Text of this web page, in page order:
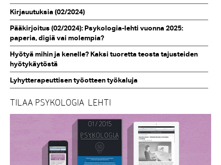
Kirjauutuksia (02/2024)
Pääkirjoitus (02/2024): Psykologia-lehti vuonna 2025:
paperia, digiä vai molempia?
Hyötyä mihin ja kenelle? Kaksi tuoretta teosta tajusteiden
hyötykäytöstä
Lyhytterapeuttisen työotteen työkaluja
TILAA PSYKOLOGIA-LEHTI